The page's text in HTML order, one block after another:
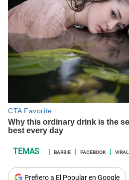
BARBIE FACEBOOK VIRAL
Prefiero a El Popular en Google